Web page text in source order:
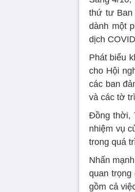
thứ tư Ban
dành một
dịch
Phát biểu
cho Hội
các ban
và các tờ
Đồng thời,
nhiệm vụ
trong quá
Nhấn
quan
gồm cả